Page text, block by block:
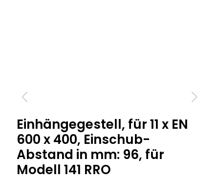
Einhängegestell, für 11 x EN
600 x 400, Einschub-
Abstand in mm: 96, für
Modell 141 RRO